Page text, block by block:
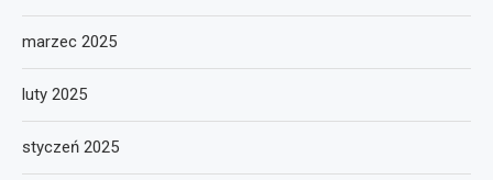
marzec 2025
luty 2025
styczeń 2025